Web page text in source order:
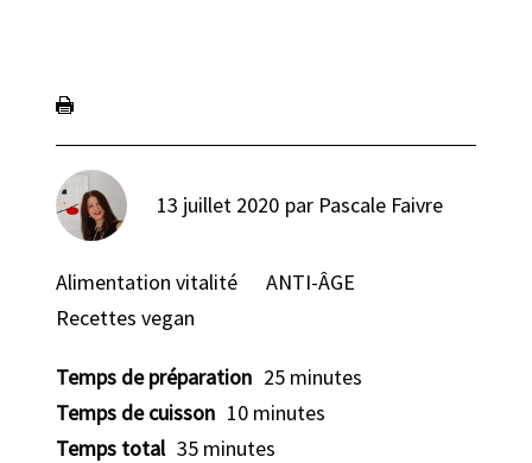
13 juillet 2020 par Pascale Faivre
Alimentation vitalité
ANTI-ÂGE
Recettes vegan
Temps de préparation 25 minutes
Temps de cuisson 10 minutes
Temps total 35 minutes